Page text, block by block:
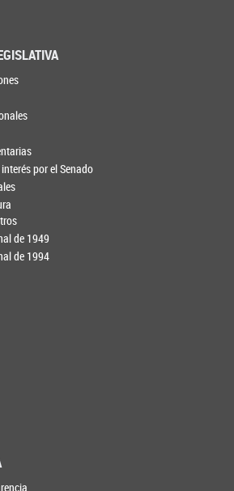
por el Senado
de 1949
de 1994